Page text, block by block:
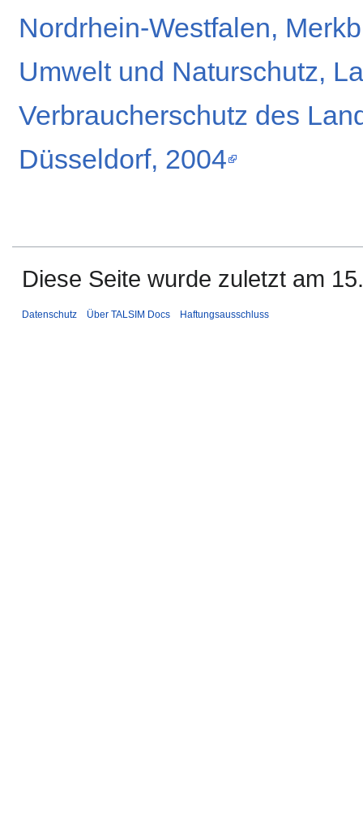
Nordrhein-Westfalen,
Umwelt und Naturschutz,
Verbraucherschutz des
Düsseldorf, 2004
Diese Seite wurde zuletzt am
Datenschutz Über TALSIM Docs Haftungsausschluss